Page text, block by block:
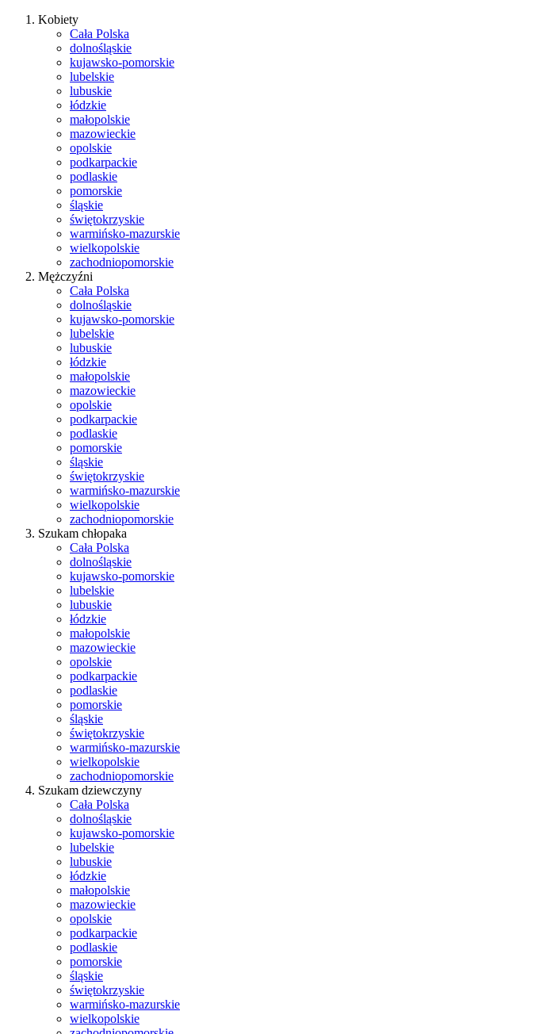
Kobiety
Cała Polska
dolnośląskie
kujawsko-pomorskie
lubelskie
lubuskie
łódzkie
małopolskie
mazowieckie
opolskie
podkarpackie
podlaskie
pomorskie
śląskie
świętokrzyskie
warmińsko-mazurskie
wielkopolskie
zachodniopomorskie
Mężczyźni
Cała Polska
dolnośląskie
kujawsko-pomorskie
lubelskie
lubuskie
łódzkie
małopolskie
mazowieckie
opolskie
podkarpackie
podlaskie
pomorskie
śląskie
świętokrzyskie
warmińsko-mazurskie
wielkopolskie
zachodniopomorskie
Szukam chłopaka
Cała Polska
dolnośląskie
kujawsko-pomorskie
lubelskie
lubuskie
łódzkie
małopolskie
mazowieckie
opolskie
podkarpackie
podlaskie
pomorskie
śląskie
świętokrzyskie
warmińsko-mazurskie
wielkopolskie
zachodniopomorskie
Szukam dziewczyny
Cała Polska
dolnośląskie
kujawsko-pomorskie
lubelskie
lubuskie
łódzkie
małopolskie
mazowieckie
opolskie
podkarpackie
podlaskie
pomorskie
śląskie
świętokrzyskie
warmińsko-mazurskie
wielkopolskie